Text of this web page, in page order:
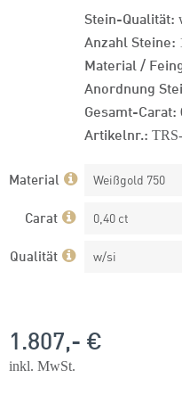
Stein-Qualität:
Anzahl Steine:
Material /
Anordnung
Gesamt-Carat:
Artikelnr.:
Material Weißgold 750
Carat 0,40 ct
Qualität w/si
1.807,- €
inkl. MwSt.